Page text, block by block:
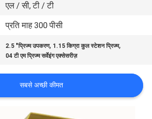
एल / सी, टी / टी
प्रति माह 300 पीसी
2.5 "प्रिज्म उपकरण, 1.15 किग्रा कुल स्टेशन प्रिज्म,
04 टी एम प्रिज्म सर्वेइंग एक्सेसरीज़
सबसे अच्छी कीमत